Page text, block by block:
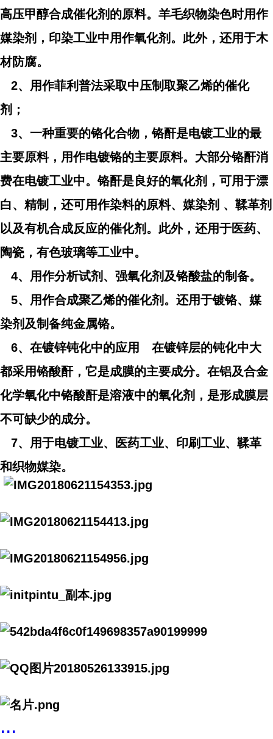
高压甲醇合成催化剂的原料。羊毛织物染色时用作
媒染剂，印染工业中用作氧化剂。此外，还用于木
材防腐。
2、用作菲利普法采取中压制取聚乙烯的催化
剂；
3、一种重要的铬化合物，铬酐是电镀工业的最
主要原料，用作电镀铬的主要原料。大部分铬酐消
费在电镀工业中。铬酐是良好的氧化剂，可用于漂
白、精制，还可用作染料的原料、媒染剂 、鞣革剂
以及有机合成反应的催化剂。此外，还用于医药、
陶瓷，有色玻璃等工业中。
4、用作分析试剂、强氧化剂及铬酸盐的制备。
5、用作合成聚乙烯的催化剂。还用于镀铬、媒
染剂及制备纯金属铬。
6、在镀锌钝化中的应用 在镀锌层的钝化中大
都采用铬酸酐，它是成膜的主要成分。在铝及合金
化学氧化中铬酸酐是溶液中的氧化剂，是形成膜层
不可缺少的成分。
7、用于电镀工业、医药工业、印刷工业、鞣革
和织物媒染。
...